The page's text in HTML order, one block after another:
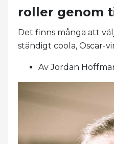
roller genom
Det finns många att
ständigt coola, Oscar-
Av Jordan